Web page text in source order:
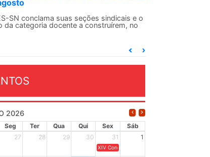
Federal Criminal do Rio de Janeiro condenou o...
2026
Seg Ter Qua Qui Sex
Sáb
27 28 29 30 31 1
XIV Congresso Brasileiro de